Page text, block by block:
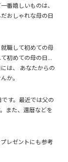
番嬉しいものは、
おしゃれな母の日
職して初めての母
初めての母の日...
は、 あなたからの
か。
す。最近では父の
また、還暦などを
レゼント にも参考